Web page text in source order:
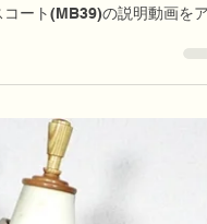
更新が遅くなってしまいま
ート(MB39)の説明動画をア
合わせなど可能です。 お気
ださい。
ート(MB39)の説明動画